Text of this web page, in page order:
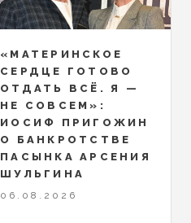
«МАТЕРИНСКОЕ
СЕРДЦЕ ГОТОВО
ОТДАТЬ ВСЁ. Я —
НЕ СОВСЕМ»:
ИОСИФ ПРИГОЖИН
О БАНКРОТСТВЕ
ПАСЫНКА АРСЕНИЯ
ШУЛЬГИНА
06.08.2026